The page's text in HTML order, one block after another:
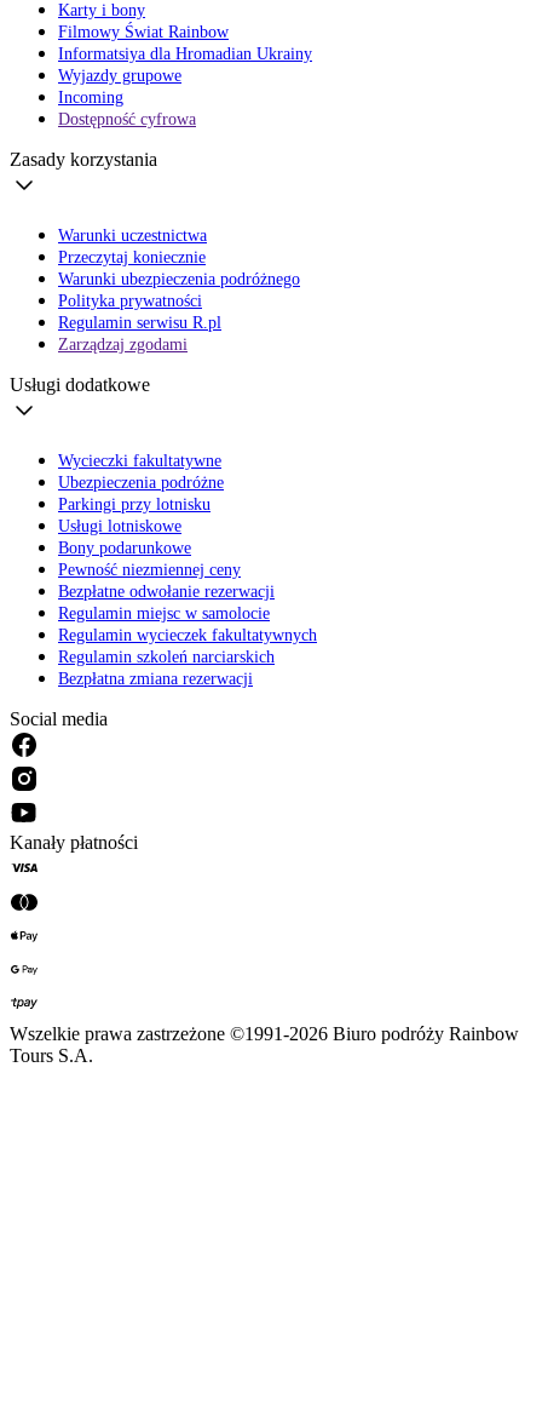
Karty i bony
Filmowy Świat Rainbow
Informatsiya dla Hromadian Ukrainy
Wyjazdy grupowe
Incoming
Dostępność cyfrowa
Zasady korzystania
Warunki uczestnictwa
Przeczytaj koniecznie
Warunki ubezpieczenia podróżnego
Polityka prywatności
Regulamin serwisu R.pl
Zarządzaj zgodami
Usługi dodatkowe
Wycieczki fakultatywne
Ubezpieczenia podróżne
Parkingi przy lotnisku
Usługi lotniskowe
Bony podarunkowe
Pewność niezmiennej ceny
Bezpłatne odwołanie rezerwacji
Regulamin miejsc w samolocie
Regulamin wycieczek fakultatywnych
Regulamin szkoleń narciarskich
Bezpłatna zmiana rezerwacji
Social media
Kanały płatności
Wszelkie prawa zastrzeżone ©1991-2026 Biuro podróży Rainbow
Tours S.A.